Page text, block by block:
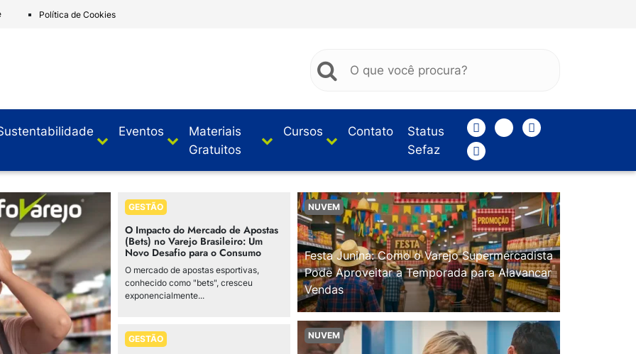
Política de Cookies
Eventos
Materiais
Gratuitos
Cursos Contato
Status
Sefaz
GESTÃO
O Impacto do Mercado de Apostas
(Bets) no Varejo Brasileiro: Um
Novo Desafio para o Consumo
O mercado de apostas esportivas,
conhecido como "bets", cresceu
exponencialmente...
GESTÃO
NUVEM
Festa Junina: Como o Varejo Supermercadista
Pode Aproveitar a Temporada para Alavancar
Vendas
NUVEM